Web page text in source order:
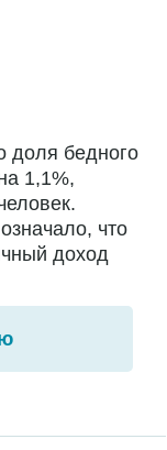
доля бедного
1,1%,
что
доход